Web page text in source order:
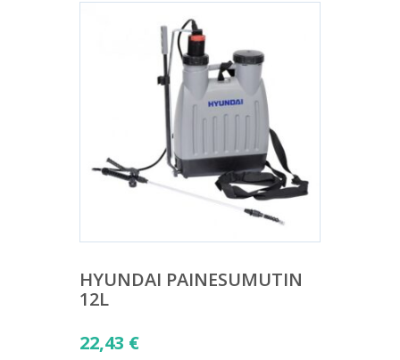
HYUNDAI PAINESUMUTIN
12L
22,43 €